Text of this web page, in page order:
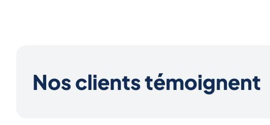
Nos clients témoignent